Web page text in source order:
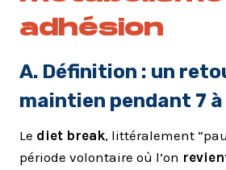
adhésion
A. Définition : un
maintien pendant 7
Le diet break, littéralement
période volontaire où l’on